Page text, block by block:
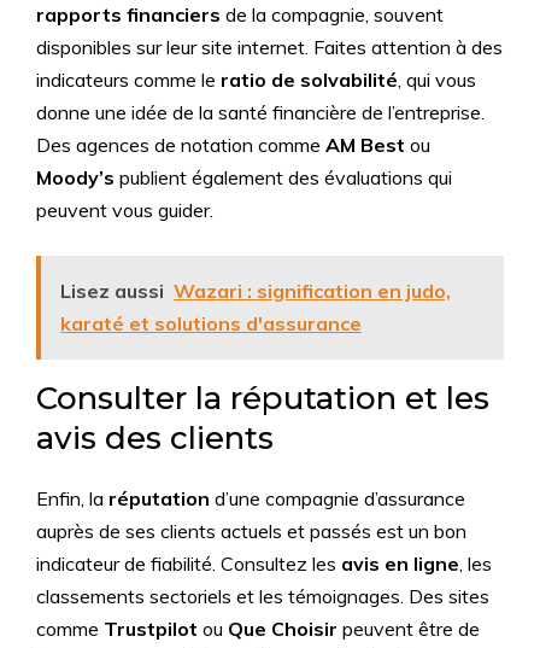
rapports financiers de la compagnie, souvent
disponibles sur leur site internet. Faites attention à des
indicateurs comme le ratio de solvabilité, qui vous
donne une idée de la santé financière de l’entreprise.
Des agences de notation comme AM Best ou
Moody’s publient également des évaluations qui
peuvent vous guider.
Lisez aussi Wazari : signification en judo,
karaté et solutions d'assurance
Consulter la réputation et les
avis des clients
Enfin, la réputation d’une compagnie d’assurance
auprès de ses clients actuels et passés est un bon
indicateur de fiabilité. Consultez les avis en ligne, les
classements sectoriels et les témoignages. Des sites
comme Trustpilot ou Que Choisir peuvent être de